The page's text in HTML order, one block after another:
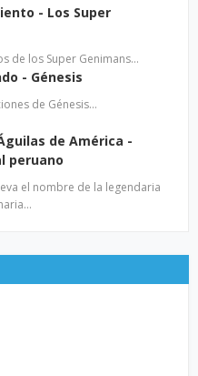
- Los Super
de los Super Genimans…
- Génesis
de Génesis…
de América -
peruano
el nombre de la legendaria